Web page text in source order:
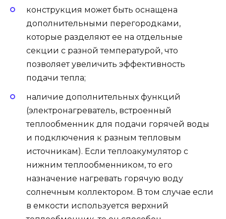
конструкция может быть оснащена
дополнительными перегородками,
которые разделяют ее на отдельные
секции с разной температурой, что
позволяет увеличить эффективность
подачи тепла;
наличие дополнительных функций
(электронагреватель, встроенный
теплообменник для подачи горячей воды
и подключения к разным тепловым
источникам). Если теплоакумулятор с
нижним теплообменником, то его
назначение нагревать горячую воду
солнечным коллектором. В том случае если
в емкости используется верхний